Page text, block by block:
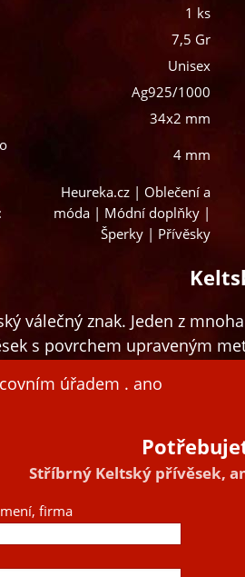
1 ks
7,5 Gr
Unisex
Ag925/1000
34x2 mm
4 mm
Heureka.cz | Oblečení a
móda | Módní doplňky |
Šperky | Přívěsky
válečný znak. Jeden z
s povrchem upraveným
úřadem . ano
Stříbrný Keltský přívěsek,
firma